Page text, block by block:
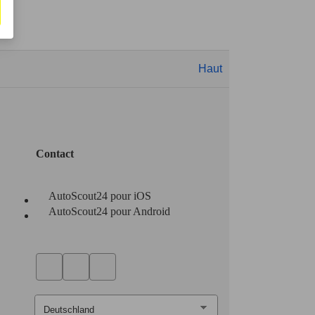
Haut
Contact
AutoScout24 pour iOS
AutoScout24 pour Android